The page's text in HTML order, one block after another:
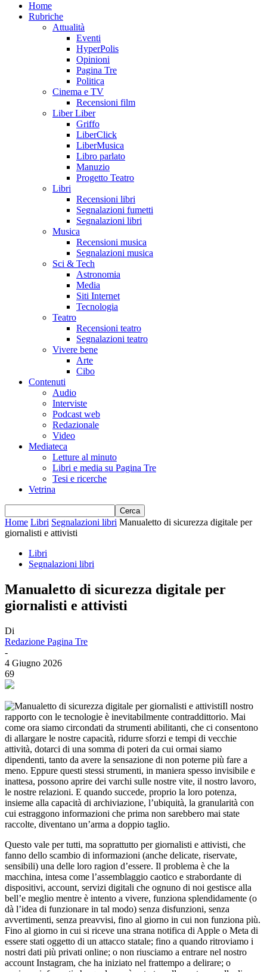
Home
Rubriche
Attualità
Eventi
HyperPolis
Opinioni
Pagina Tre
Politica
Cinema e TV
Recensioni film
Liber Liber
Griffo
LiberClick
LiberMusica
Libro parlato
Manuzio
Progetto Teatro
Libri
Recensioni libri
Segnalazioni fumetti
Segnalazioni libri
Musica
Recensioni musica
Segnalazioni musica
Sci & Tech
Astronomia
Media
Siti Internet
Tecnologia
Teatro
Recensioni teatro
Segnalazioni teatro
Vivere bene
Arte
Cibo
Contenuti
Audio
Interviste
Podcast web
Redazionale
Video
Mediateca
Letture al minuto
Libri e media su Pagina Tre
Tesi e ricerche
Vetrina
Home Libri Segnalazioni libri Manualetto di sicurezza digitale per
giornalisti e attivisti
Libri
Segnalazioni libri
Manualetto di sicurezza digitale per
giornalisti e attivisti
Di
Redazione Pagina Tre
-
4 Giugno 2026
69
Il nostro
rapporto con le tecnologie è inevitabilmente contraddittorio. Mai
come ora siamo circondati da strumenti abilitanti, che ci consentono
di allargare le nostre capacità, ridurre sforzi e tempi di vecchie
attività, dotarci di una somma di poteri da cui ormai siamo
dipendenti, tanto da avere la sensazione di non poterne più fare a
meno. Eppure questi stessi strumenti, in maniera spesso invisibile e
inattesa, possono aprire dei varchi sulle nostre vite, il nostro lavoro,
le nostre relazioni. E quando succede, proprio la loro potenza,
insieme alla capacità di archiviazione, l’ubiquità, la granularità con
cui estraggono informazioni che prima non sarebbero mai state
raccolte, diventano un’arma a doppio taglio.
Questo vale per tutti, ma soprattutto per giornalisti e attivisti, che
fanno dello scambio di informazioni (anche delicate, riservate,
sensibili) una delle loro ragion d’essere. Il problema è che la
macchina, intesa come l’assemblaggio caotico e strabordante di
dispositivi, account, servizi digitali che ognuno di noi gestisce alla
bell’e meglio mentre è intento a vivere, funziona splendidamente (o
dà l’idea di funzionare in tal modo) senza disfunzioni, senza
avvertimenti, senza preavvisi, fino al giorno in cui non funziona più.
Fino al giorno in cui si riceve una strana notifica di Apple o Meta di
essere stati oggetto di un attacco statale; fino a quando ritroviamo i
nostri dati più privati online; o non riusciamo a entrare nel nostro
account Instagram, che ha iniziato nel frattempo a delirare; o